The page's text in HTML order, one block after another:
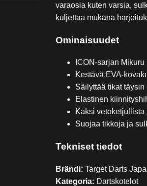
varaosia kuten varsia,
kuljettaa mukana
Ominaisuudet
ICON-sarjan
Kestävä EVA-
Säilyttää tikat täysin
Elastinen
Kaksi
Suojaa tikkoja ja
Tekniset tiedot
Brändi: Target Darts
Kategoria: Dartskotelot